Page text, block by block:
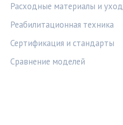
Расходные материалы и уход
Реабилитационная техника
Сертификация и стандарты
Сравнение моделей